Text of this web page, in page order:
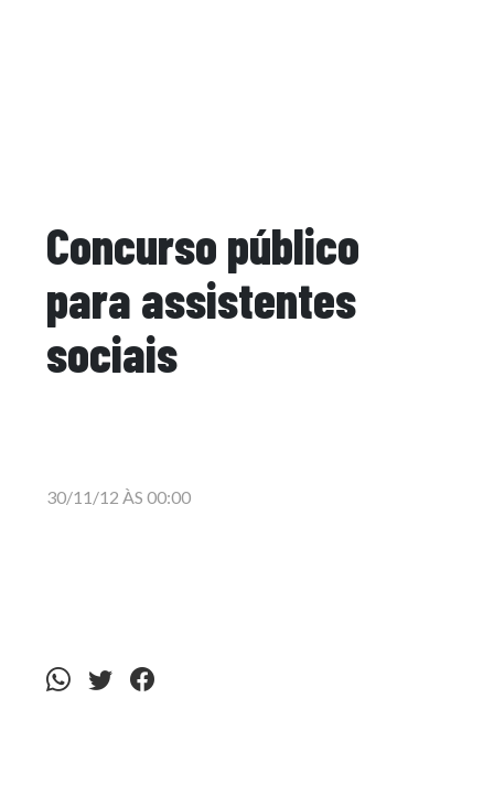
Concurso público
para assistentes
sociais
30/11/12 ÀS 00:00